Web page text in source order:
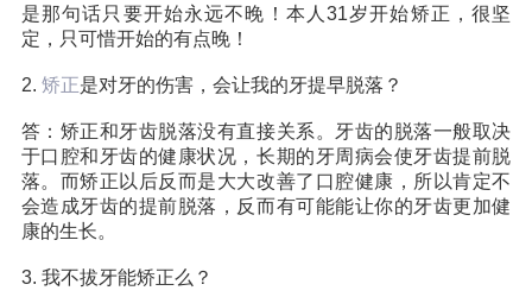
牙科案例dental case
种植牙dental implant
箍牙orthodontics
收费标准charge standard
就医指引
是那句话只要开始永远不晚！本人31岁开始矫正，很坚
定，只可惜开始的有点晚！
2. 矫正是对牙的伤害，会让我的牙提早脱落？
答：矫正和牙齿脱落没有直接关系。牙齿的脱落一般取决
于口腔和牙齿的健康状况，长期的牙周病会使牙齿提前脱
落。而矫正以后反而是大大改善了口腔健康，所以肯定不
会造成牙齿的提前脱落，反而有可能能让你的牙齿更加健
康的生长。
3. 我不拔牙能矫正么？